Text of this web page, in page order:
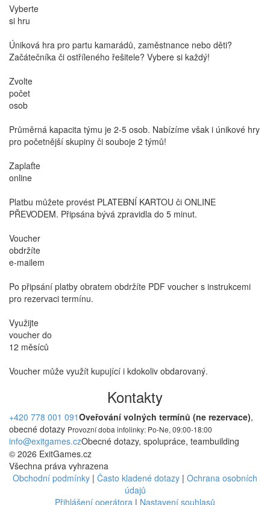
Vyberte
si hru
Úniková hra pro partu kamarádů, zaměstnance nebo děti?
Začátečníka či ostříleného řešitele? Vybere si každý!
Zvolte
počet
osob
Průměrná kapacita týmu je 2-5 osob. Nabízíme však i únikové hry
pro početnější skupiny či souboje 2 týmů!
Zaplaťte
online
Platbu můžete provést PLATEBNÍ KARTOU či ONLINE
PŘEVODEM. Připsána bývá zpravidla do 5 minut.
Voucher
obdržíte
e-mailem
Po připsání platby obratem obdržíte PDF voucher s instrukcemi
pro rezervaci termínu.
Využijte
voucher do
12 měsíců
Voucher může využít kupující i kdokoliv obdarovaný.
Kontakty
+420 778 001 091Oveřování volných termínů (ne rezervace),
obecné dotazy Provozní doba infolinky: Po-Ne, 09:00-18:00
info@exitgames.czObecné dotazy, spolupráce, teambuilding
© 2026 ExitGames.cz
Všechna práva vyhrazena
Obchodní podmínky | Často kladené dotazy | Ochrana osobních
údajů
Přihlášení operátora | Nastavení souhlasů